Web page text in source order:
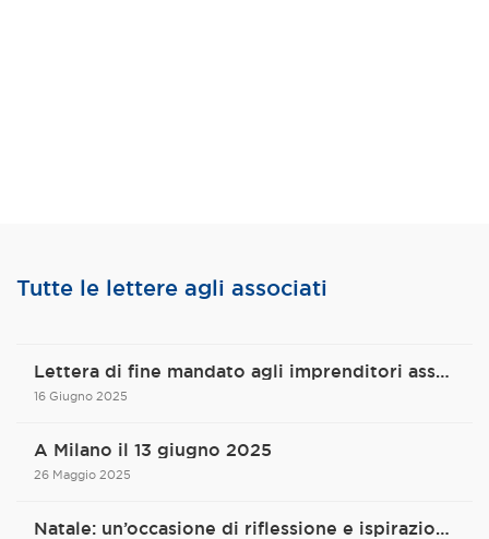
Tutte le lettere agli associati
Lettera di fine mandato agli imprenditori associati
16 Giugno 2025
A Milano il 13 giugno 2025
26 Maggio 2025
Natale: un’occasione di riflessione e ispirazione per un futuro di progresso